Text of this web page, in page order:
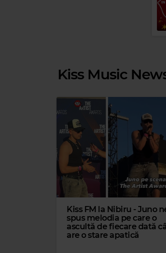
Kiss Music
Kiss FM la Nibiru - Juno
spus melodia pe care o
ascultă de fiecare dată
are o stare apatică